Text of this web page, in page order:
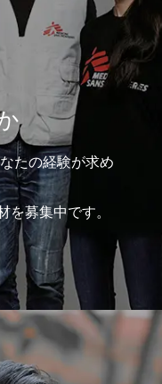
たの経験が求め
募集中です。